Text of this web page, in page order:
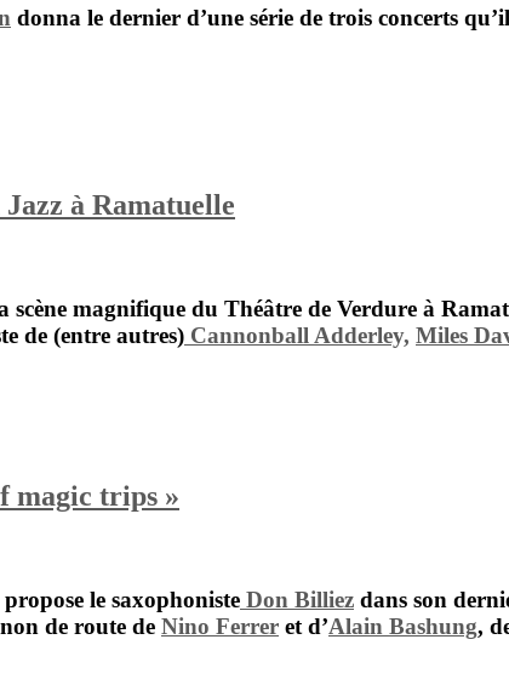
donna le dernier d’une série de trois concerts
à Ramatuelle
scène magnifique du Théâtre de Verdure à
de (entre autres) Cannonball Adderley, Miles
magic trips »
le saxophoniste Don Billiez dans son
de route de Nino Ferrer et d’Alain Bashung,